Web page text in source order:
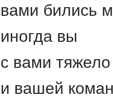
вами бились
иногда вы
с вами
и вашей